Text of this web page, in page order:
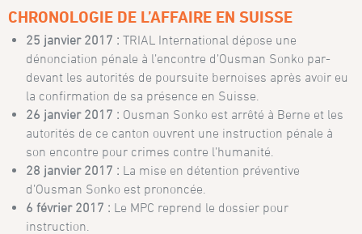
CHRONOLOGIE DE L’AFFAIRE EN SUISSE
25 janvier 2017 :TRIAL International dépose une
dénonciation pénale à l’encontre d’Ousman Sonko par-
devant les autorités de poursuite bernoises après avoir eu
la confirmation de sa présence en Suisse.
26 janvier 2017 : Ousman Sonko est arrêté à Berne et les
autorités de ce canton ouvrent une instruction pénale à
son encontre pour crimes contre l’humanité.
28 janvier 2017 : La mise en détention préventive
d’Ousman Sonko est prononcée.
6 février 2017 : Le MPC reprend le dossier pour
instruction.